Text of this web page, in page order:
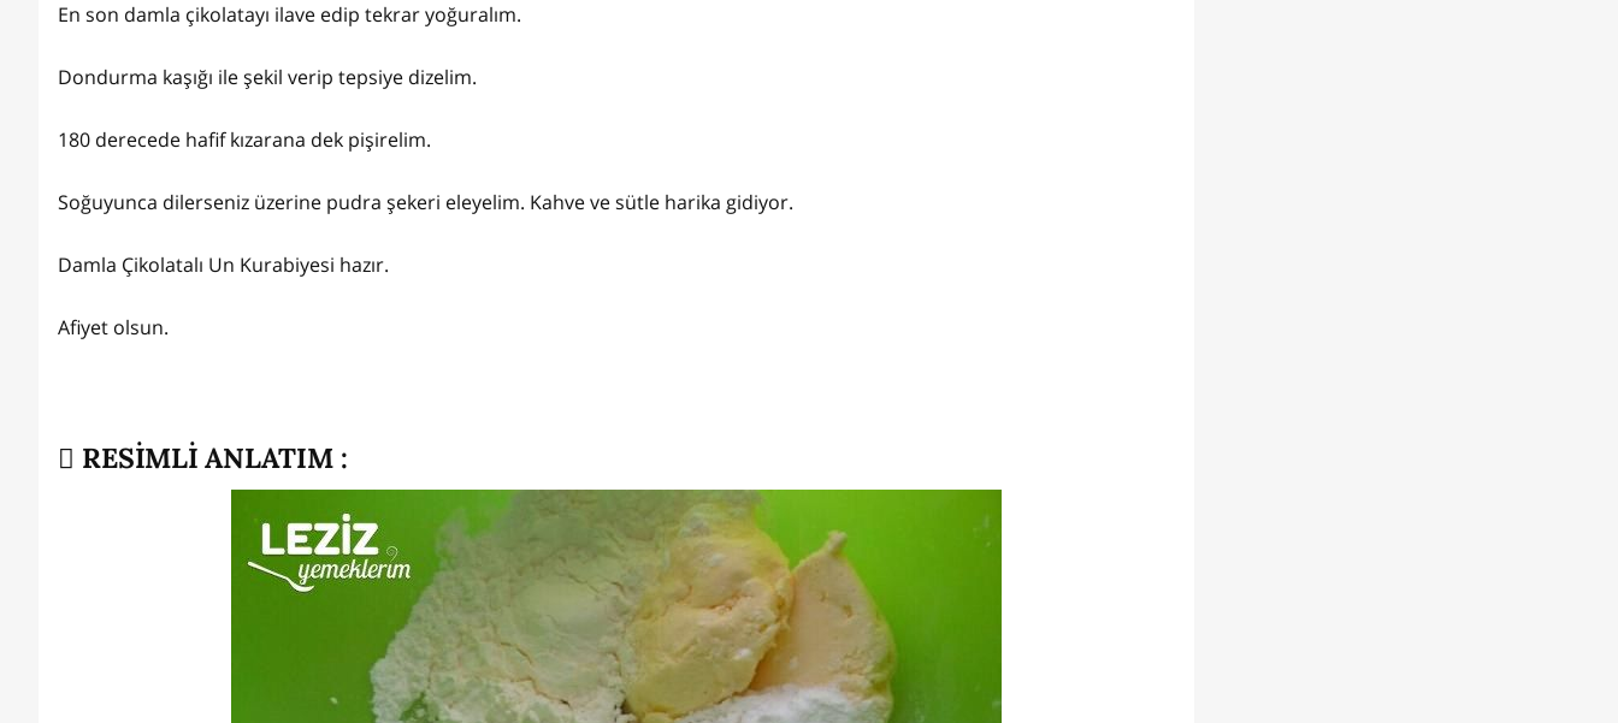
En son damla çikolatayı ilave edip tekrar yoğuralım.
Dondurma kaşığı ile şekil verip tepsiye dizelim.
180 derecede hafif kızarana dek pişirelim.
Soğuyunca dilerseniz üzerine pudra şekeri eleyelim. Kahve ve sütle harika gidiyor.
Damla Çikolatalı Un Kurabiyesi hazır.
Afiyet olsun.
RESİMLİ ANLATIM :